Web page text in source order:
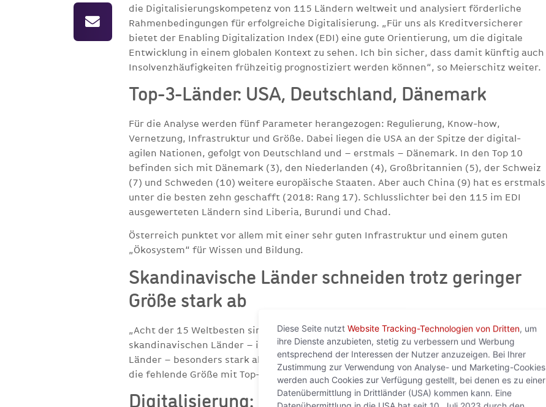
die Digitalisierungskompetenz von 115 Ländern weltweit und analysiert förderliche
Rahmenbedingungen für erfolgreiche Digitalisierung. „Für uns als Kreditversicherer
bietet der Enabling Digitalization Index (EDI) eine gute Orientierung, um die digitale
Entwicklung in einem globalen Kontext zu sehen. Ich bin sicher, dass damit künftig auch
Insolvenzhäufigkeiten frühzeitig prognostiziert werden können“, so Meierschitz weiter.
Top-3-Länder: USA, Deutschland, Dänemark
Für die Analyse werden fünf Parameter herangezogen: Regulierung, Know-how,
Vernetzung, Infrastruktur und Größe. Dabei liegen die USA an der Spitze der digital-
agilen Nationen, gefolgt von Deutschland und – erstmals – Dänemark. In den Top 10
befinden sich mit Dänemark (3), den Niederlanden (4), Großbritannien (5), der Schweiz
(7) und Schweden (10) weitere europäische Staaten. Aber auch China (9) hat es erstmals
unter die besten zehn geschafft (2018: Rang 17). Schlusslichter bei den 115 im EDI
ausgewerteten Ländern sind Liberia, Burundi und Chad.
Österreich punktet vor allem mit einer sehr guten Infrastruktur und einem guten
„Ökosystem“ für Wissen und Bildung.
Skandinavische Länder schneiden trotz geringer
Größe stark ab
„Acht der 15 Weltbesten sind westeuropäische Staaten. Dabei fällt auf, dass die
skandinavischen Länder – insbesondere gemessen an der relativ geringen Größe der
Länder – besonders stark abschneiden“, erklärt Gudrun Meierschitz. „Sie kompensieren
die fehlende Größe mit Top-Resultaten bei Wissen, Regulierung und Infrastruktur.
Digitalisierung: Zu viel ungenutztes Potenzial
Diese Seite nutzt Website Tracking-Technologien von Dritten, um
ihre Dienste anzubieten, stetig zu verbessern und Werbung
entsprechend der Interessen der Nutzer anzuzeigen. Bei Ihrer
Zustimmung zur Verwendung von Analyse- und Marketing-Cookies
werden auch Cookies zur Verfügung gestellt, bei denen es zu einer
Datenübermittlung in Drittländer (USA) kommen kann. Eine